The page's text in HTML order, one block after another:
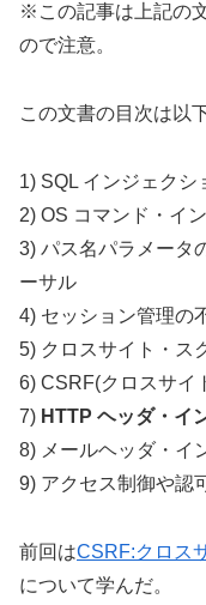
※この記事は上記の
ので注意。
この文書の目次は以下
1) SQL インジェクシ
2) OS コマンド・イ
3) パス名パラメータ
ーサル
4) セッション管理の
5) クロスサイト・ス
6) CSRF(クロスサイ
7) HTTP ヘッダ・イ
8) メールヘッダ・イ
9) アクセス制御や認
前回はCSRF:クロス
について学んだ。